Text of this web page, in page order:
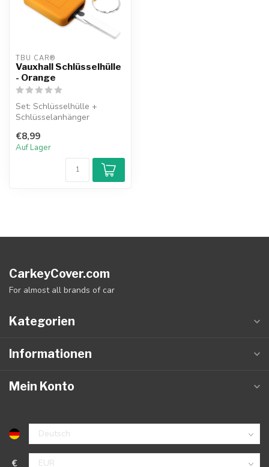
TBU CAR®
Vauxhall Schlüsselhülle
- Orange
Set: Schlüsselhülle +
Schlüsselanhänger
€8,99
Auf Lager
CarkeyCover.com
For almost all brands of car
Kategorien
Informationen
Mein Konto
€